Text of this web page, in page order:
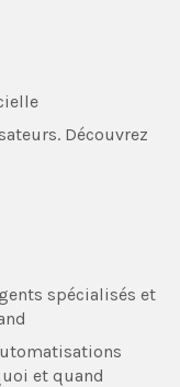
Découvrez
spécialisés et
et quand